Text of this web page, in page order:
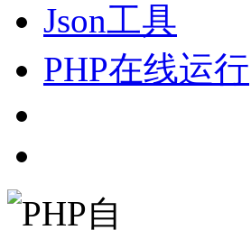
Json工具
PHP在线运行